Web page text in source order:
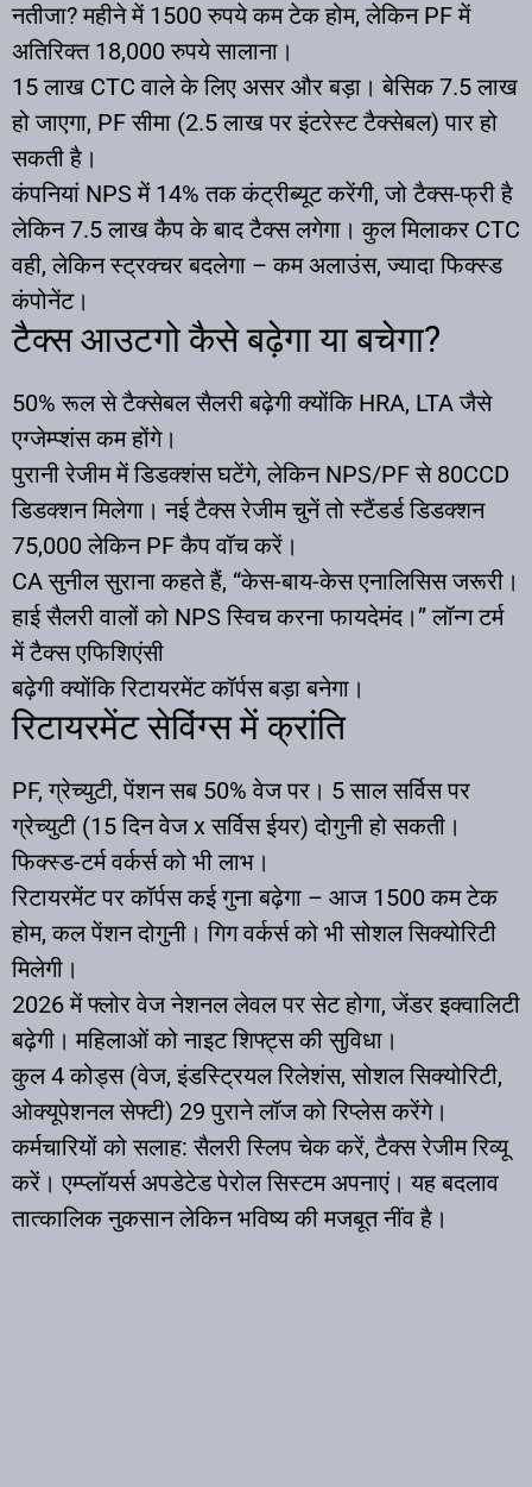
नतीजा? महीने में 1500 रुपये कम टेक होम, लेकिन PF में
अतिरिक्त 18,000 रुपये सालाना।
15 लाख CTC वाले के लिए असर और बड़ा। बेसिक 7.5 लाख
हो जाएगा, PF सीमा (2.5 लाख पर इंटरेस्ट टैक्सेबल) पार हो
सकती है।
कंपनियां NPS में 14% तक कंट्रीब्यूट करेंगी, जो टैक्स-फ्री है
लेकिन 7.5 लाख कैप के बाद टैक्स लगेगा। कुल मिलाकर CTC
वही, लेकिन स्ट्रक्चर बदलेगा – कम अलाउंस, ज्यादा फिक्स्ड
कंपोनेंट।
टैक्स आउटगो कैसे बढ़ेगा या बचेगा?
50% रूल से टैक्सेबल सैलरी बढ़ेगी क्योंकि HRA, LTA जैसे
एग्जेम्प्शंस कम होंगे।
पुरानी रेजीम में डिडक्शंस घटेंगे, लेकिन NPS/PF से 80CCD
डिडक्शन मिलेगा। नई टैक्स रेजीम चुनें तो स्टैंडर्ड डिडक्शन
75,000 लेकिन PF कैप वॉच करें।
CA सुनील सुराना कहते हैं, “केस-बाय-केस एनालिसिस जरूरी।
हाई सैलरी वालों को NPS स्विच करना फायदेमंद।” लॉन्ग टर्म
में टैक्स एफिशिएंसी
बढ़ेगी क्योंकि रिटायरमेंट कॉर्पस बड़ा बनेगा।
रिटायरमेंट सेविंग्स में क्रांति
PF, ग्रेच्युटी, पेंशन सब 50% वेज पर। 5 साल सर्विस पर
ग्रेच्युटी (15 दिन वेज x सर्विस ईयर) दोगुनी हो सकती।
फिक्स्ड-टर्म वर्कर्स को भी लाभ।
रिटायरमेंट पर कॉर्पस कई गुना बढ़ेगा – आज 1500 कम टेक
होम, कल पेंशन दोगुनी। गिग वर्कर्स को भी सोशल सिक्योरिटी
मिलेगी।
2026 में फ्लोर वेज नेशनल लेवल पर सेट होगा, जेंडर इक्वालिटी
बढ़ेगी। महिलाओं को नाइट शिफ्ट्स की सुविधा।
कुल 4 कोड्स (वेज, इंडस्ट्रियल रिलेशंस, सोशल सिक्योरिटी,
ओक्यूपेशनल सेफ्टी) 29 पुराने लॉज को रिप्लेस करेंगे।
कर्मचारियों को सलाह: सैलरी स्लिप चेक करें, टैक्स रेजीम रिव्यू
करें। एम्प्लॉयर्स अपडेटेड पेरोल सिस्टम अपनाएं। यह बदलाव
तात्कालिक नुकसान लेकिन भविष्य की मजबूत नींव है।